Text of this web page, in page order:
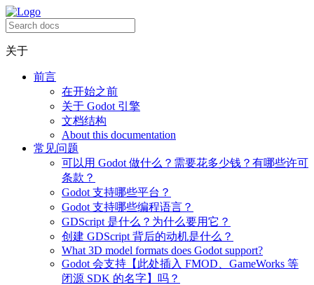
关于
前言
在开始之前
关于 Godot 引擎
文档结构
About this documentation
常见问题
可以用 Godot 做什么？需要花多少钱？有哪些许可
条款？
Godot 支持哪些平台？
Godot 支持哪些编程语言？
GDScript 是什么？为什么要用它？
创建 GDScript 背后的动机是什么？
What 3D model formats does Godot support?
Godot 会支持【此处插入 FMOD、GameWorks 等
闭源 SDK 的名字】吗？